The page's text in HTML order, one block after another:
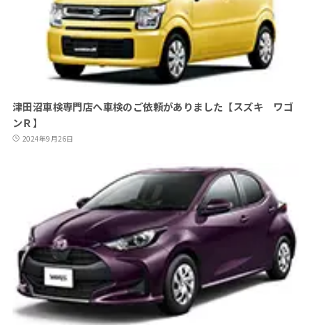
津田沼車検専門店へ車検のご依頼がありました【スズキ ワゴ
ンＲ】
2024年9月26日